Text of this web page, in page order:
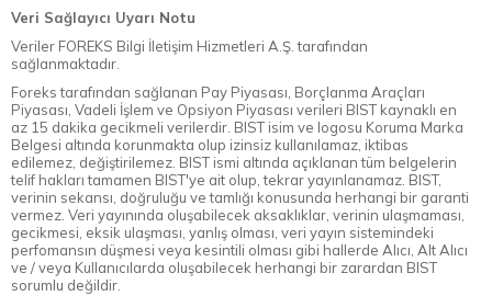
Veri Sağlayıcı Uyarı Notu
Veriler FOREKS Bilgi İletişim Hizmetleri A.Ş. tarafından
sağlanmaktadır.
Foreks tarafından sağlanan Pay Piyasası, Borçlanma Araçları
Piyasası, Vadeli İşlem ve Opsiyon Piyasası verileri BIST kaynaklı en
az 15 dakika gecikmeli verilerdir. BIST isim ve logosu Koruma Marka
Belgesi altında korunmakta olup izinsiz kullanılamaz, iktibas
edilemez, değiştirilemez. BIST ismi altında açıklanan tüm belgelerin
telif hakları tamamen BIST'ye ait olup, tekrar yayınlanamaz. BIST,
verinin sekansı, doğruluğu ve tamlığı konusunda herhangi bir garanti
vermez. Veri yayınında oluşabilecek aksaklıklar, verinin ulaşmaması,
gecikmesi, eksik ulaşması, yanlış olması, veri yayın sistemindeki
perfomansın düşmesi veya kesintili olması gibi hallerde Alıcı, Alt Alıcı
ve / veya Kullanıcılarda oluşabilecek herhangi bir zarardan BIST
sorumlu değildir.